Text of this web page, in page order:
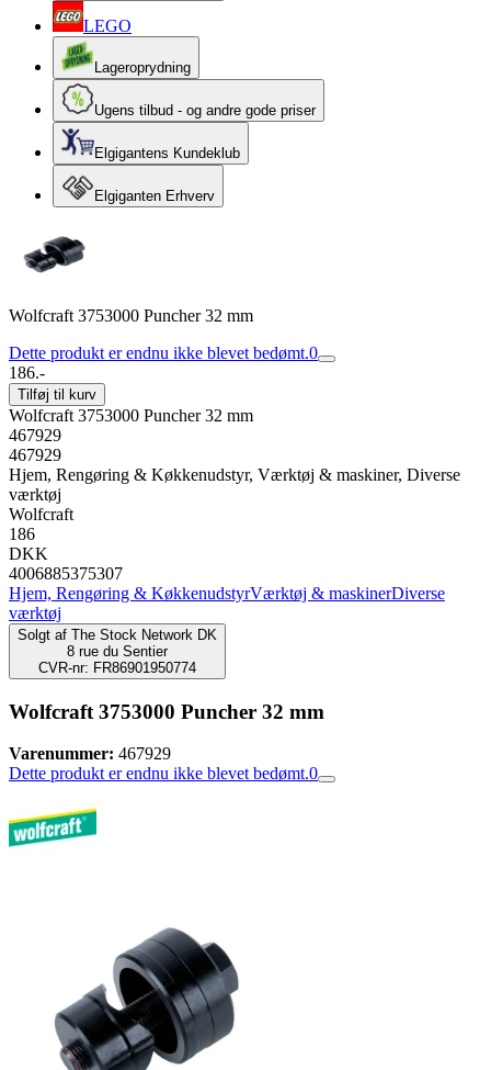
LEGO
Lageroprydning
Ugens tilbud - og andre gode priser
Elgigantens Kundeklub
Elgiganten Erhverv
Wolfcraft 3753000 Puncher 32 mm
Dette produkt er endnu ikke blevet bedømt.0
186.-
Tilføj til kurv
Wolfcraft 3753000 Puncher 32 mm
467929
467929
Hjem, Rengøring & Køkkenudstyr, Værktøj & maskiner, Diverse
værktøj
Wolfcraft
186
DKK
4006885375307
Hjem, Rengøring & KøkkenudstyrVærktøj & maskinerDiverse
værktøj
Solgt af The Stock Network DK
8 rue du Sentier
CVR-nr: FR86901950774
Wolfcraft 3753000 Puncher 32 mm
Varenummer: 467929
Dette produkt er endnu ikke blevet bedømt.0